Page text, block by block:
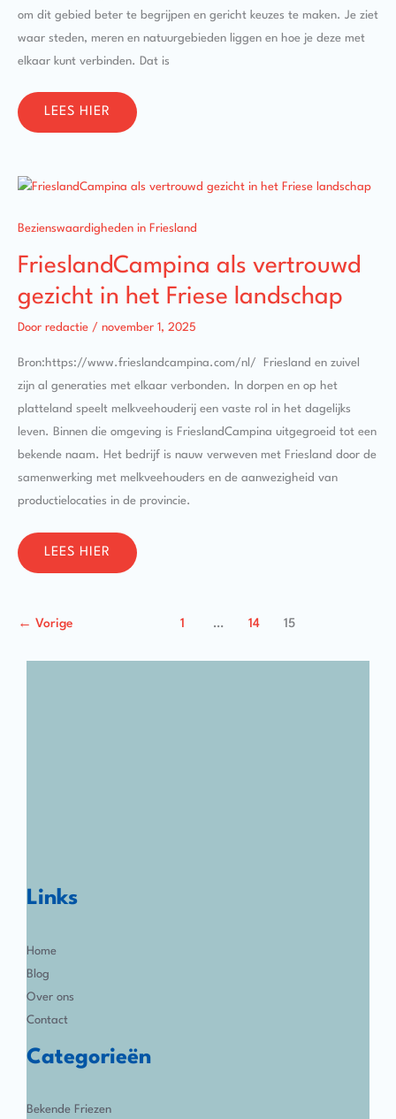
om dit gebied beter te begrijpen en gericht keuzes te maken. Je ziet
waar steden, meren en natuurgebieden liggen en hoe je deze met
elkaar kunt verbinden. Dat is
LEES HIER
Bezienswaardigheden in Friesland
FrieslandCampina als vertrouwd
gezicht in het Friese landschap
Door redactie / november 1, 2025
Bron:https://www.frieslandcampina.com/nl/ Friesland en zuivel
zijn al generaties met elkaar verbonden. In dorpen en op het
platteland speelt melkveehouderij een vaste rol in het dagelijks
leven. Binnen die omgeving is FrieslandCampina uitgegroeid tot een
bekende naam. Het bedrijf is nauw verweven met Friesland door de
samenwerking met melkveehouders en de aanwezigheid van
productielocaties in de provincie.
FRIESLANDCAMPINA
ALS
GEZICHT
HET
FRIESE
LEES HIER
← Vorige 1 … 14 15
Links
Home
Blog
Over ons
Contact
Categorieën
Bekende Friezen